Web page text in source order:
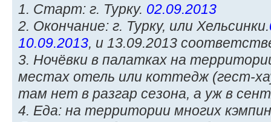
1. Старт: г. Турку. 02.09.2013
2. Окончание: г. Турку, или Хельсинки.
10.09.2013, и 13.09.2013
3. Ночёвки в палатках на
местах отель или коттедж (гест-
там нет в разгар сезона, а уж в
4. Еда: на территории многих